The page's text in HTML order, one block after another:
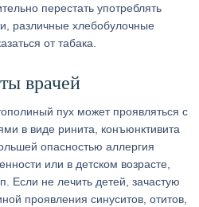
перестать употреблять
различные хлебобулочные
от табака.
врачей
пух может проявляться с
в виде ринита, конъюнктивита
опасностью аллергия
или в детском возрасте,
Если не лечить детей, зачастую
проявления синуситов, отитов,